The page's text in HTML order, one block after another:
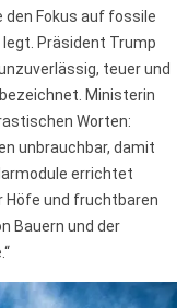
den Fokus auf fossile
Präsident Trump
teuer und
Ministerin
Worten:
unbrauchbar, damit
errichtet
Höfe und fruchtbaren
Bauern und der